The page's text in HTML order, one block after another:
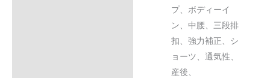
プ、ボディーイ
ン、中腰、三段排
扣、強力補正、シ
ョーツ、通気性、
産後、